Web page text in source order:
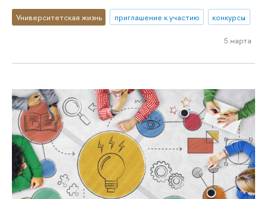
Университетская жизнь приглашение к участию конкурсы
5 марта